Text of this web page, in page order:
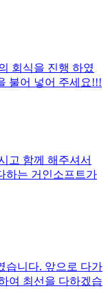
회식을 진행 하였
불어 넣어 주세요!!!
고 함께 해주셔서
하는 거인소프트가
습니다. 앞으로 다가
여 최선을 다하겠습